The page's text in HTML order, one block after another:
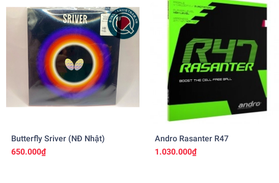
Butterfly Sriver (NĐ Nhật)
650.000₫
Andro Rasanter R47
1.030.000₫